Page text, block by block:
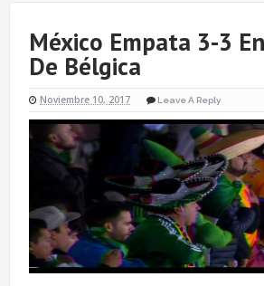
México Empata 3-3
De Bélgica
Noviembre 10, 2017 Leave A Reply